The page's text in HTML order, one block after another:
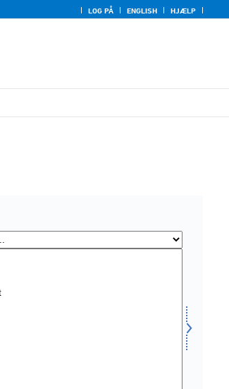
LOG PÅ ENGLISH HJÆLP